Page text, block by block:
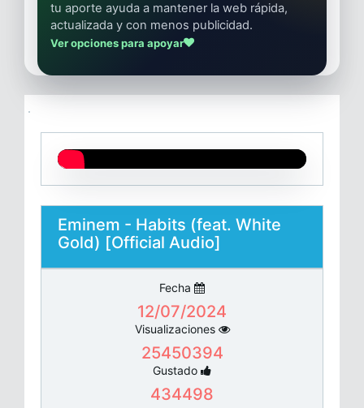
tu aporte ayuda a mantener la web rápida,
actualizada y con menos publicidad.
Ver opciones para apoyar
Eminem - Habits (feat. White
Gold) [Official Audio]
Fecha
12/07/2024
Visualizaciones
25450394
Gustado
434498